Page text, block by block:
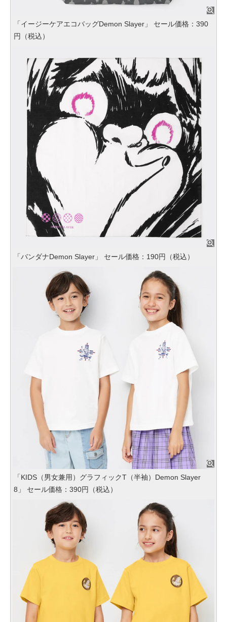
「イージーケアエコバッグDemon Slayer」 セール価格：390
円（税込）
「バンダナDemon Slayer」 セール価格：190円（税込）
「KIDS（男女兼用）グラフィックT（半袖）Demon Slayer
8」 セール価格：390円（税込）